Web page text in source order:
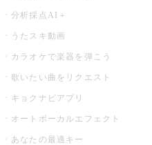
分析採点AI＋
うたスキ動画
カラオケで楽器を弾こう
歌いたい曲をリクエスト
キョクナビアプリ
オートボーカルエフェクト
あなたの最適キー